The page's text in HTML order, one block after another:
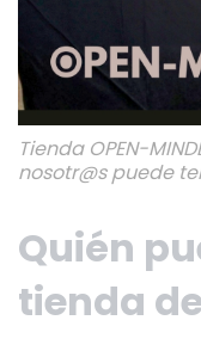
Tienda OPEN-
nosotr@s puede
Quién
tienda